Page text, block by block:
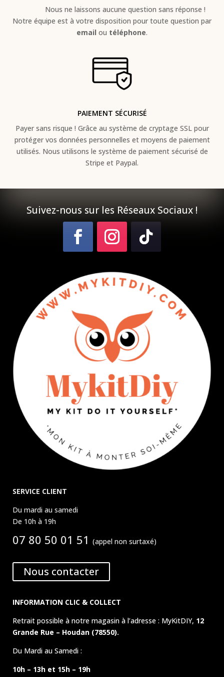
Nous ne laissons aucune question sans réponse !
Notre équipe est à votre disposition pour toute question par
email ou téléphone.
PAIEMENT SÉCURISÉ
Payer sans risque ! Grâce au système de cryptage SSL pour
protéger vos données personnelles et moyens de paiement
utilisés. Nous utilisons le système de paiement sécurisé de
Stripe et Paypal.
Suivez-nous sur les Réseaux Sociaux !
SERVICE CLIENT
Du mardi au samedi
De 10h à 19h
07 80 50 01 51(appel non surtaxé)
Nous contacter
INFORMATION CLIC & COLLECT
Retrait possible à notre magasin à l’adresse : MyKitDIY, 12
Grande Rue – Houdan (78550).
Du Mardi au Samedi :
10h – 13h et 15h – 19h